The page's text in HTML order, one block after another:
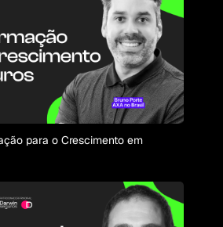
para o Crescimento em